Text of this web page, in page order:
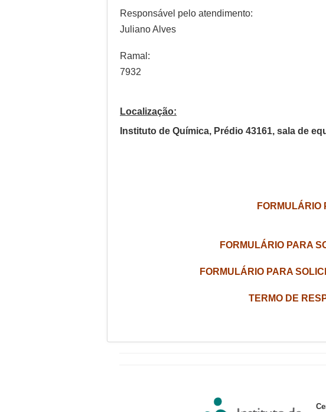
Responsável pelo atendimento:
Juliano Alves
Ramal:
7932
Localização:
Instituto de Química, Prédio 43161, sala de
FORMULÁRIO
FORMULÁRIO PARA
FORMULÁRIO PARA
TERMO DE